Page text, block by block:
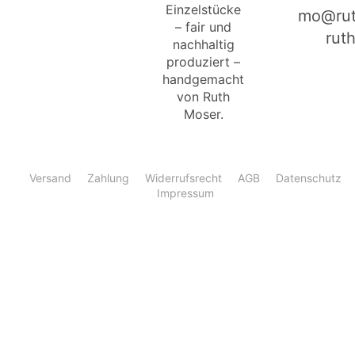
Einzelstücke
– fair und
nachhaltig
produziert –
handgemacht
von Ruth
Moser.
Versand Zahlung Widerrufsrecht AGB
Datenschutz
Impressum